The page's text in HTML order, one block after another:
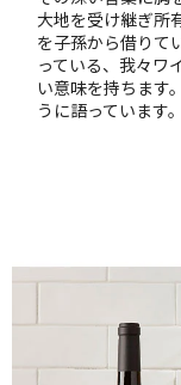
大地を受け継ぎ所
を子孫から借りて
っている、我々ワ
い意味を持ちます
うに語っています。